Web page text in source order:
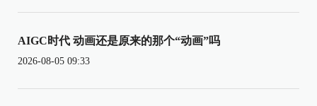
AIGC时代 动画还是原来的那个“动画”吗
2026-08-05 09:33